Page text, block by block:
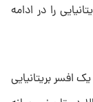
را در ادامه
افسر بریتانیایی